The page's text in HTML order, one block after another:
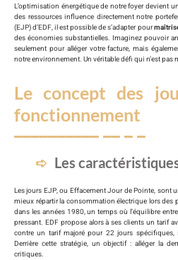
L’optimisation énergétique de notre foyer devient
des ressources influence directement notre
(EJP) d’EDF, il est possible de s’adapter pour
des économies substantielles. Imaginez pouvoir
seulement pour alléger votre facture, mais
notre environnement. Un véritable défi qui n’est pas
Le concept des
fonctionnement
Les
Les jours EJP, ou Effacement Jour de Pointe, sont
mieux répartir la consommation électrique lors des
dans les années 1980, un temps où l’équilibre
pressant. EDF propose alors à ses clients un tarif
contre un tarif majoré pour 22 jours
Derrière cette stratégie, un objectif : alléger la
critiques.